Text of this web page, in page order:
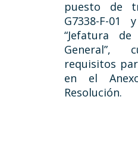
puesto de
G7338-F-01
“Jefatura
General”,
requisitos
en el
Resolución.